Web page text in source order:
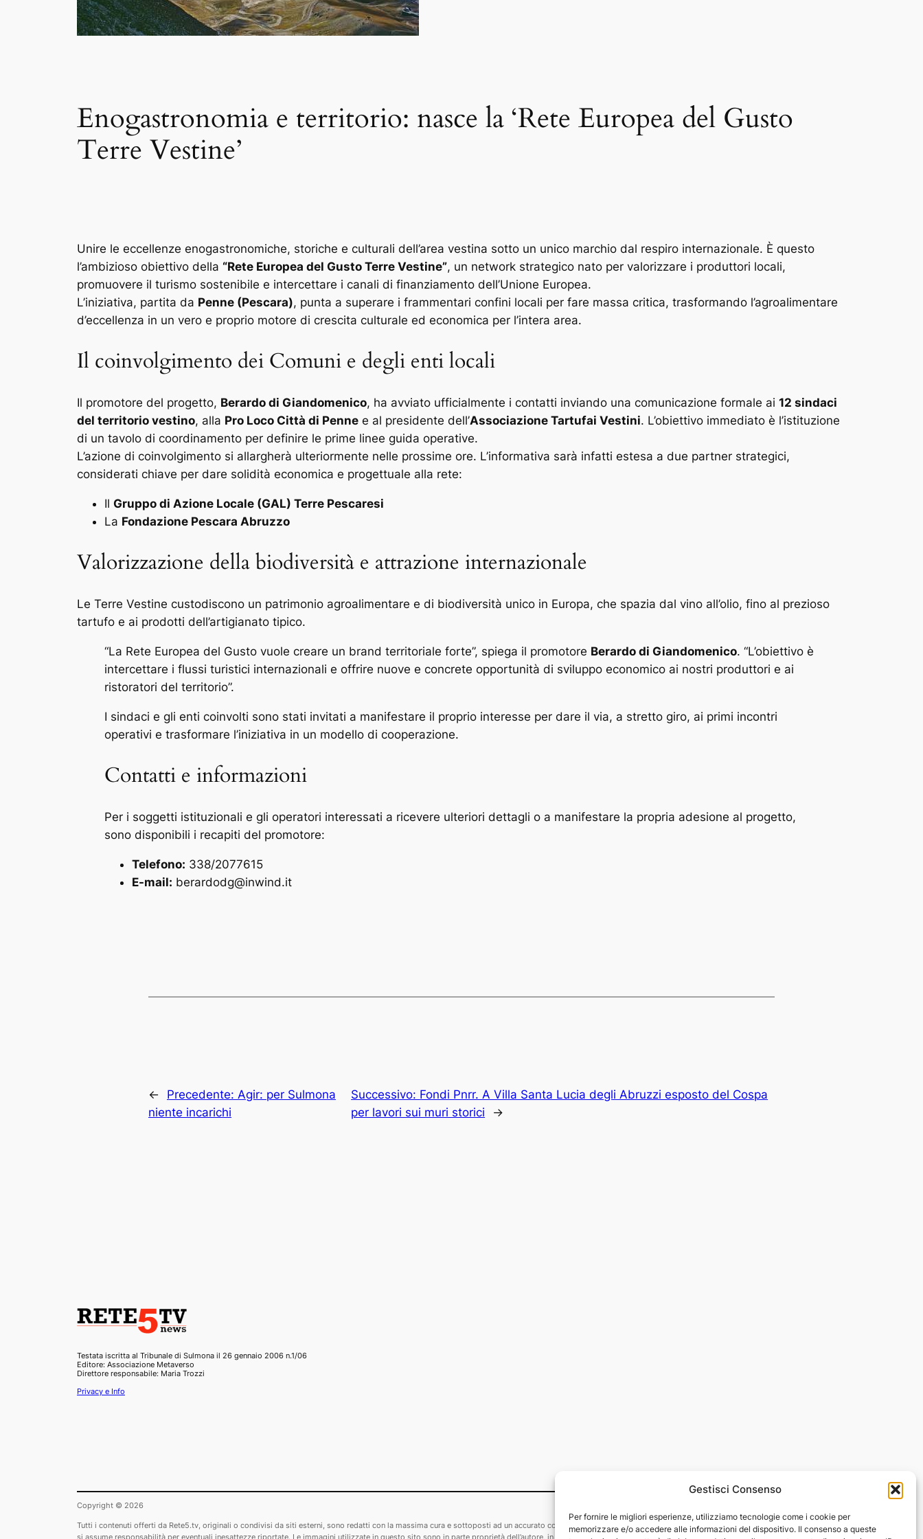
Gestisci Consenso
Per fornire le migliori esperienze, utilizziamo tecnologie come i cookie per
memorizzare e/o accedere alle informazioni del dispositivo. Il consenso a queste
Enogastronomia e territorio: nasce la ‘Rete Europea del Gusto
Terre Vestine’
Unire le eccellenze enogastronomiche, storiche e culturali dell’area vestina sotto un unico marchio dal respiro internazionale. È questo
l’ambizioso obiettivo della “Rete Europea del Gusto Terre Vestine”, un network strategico nato per valorizzare i produttori locali,
promuovere il turismo sostenibile e intercettare i canali di finanziamento dell’Unione Europea.
L’iniziativa, partita da Penne (Pescara), punta a superare i frammentari confini locali per fare massa critica, trasformando l’agroalimentare
d’eccellenza in un vero e proprio motore di crescita culturale ed economica per l’intera area.
Il coinvolgimento dei Comuni e degli enti locali
Il promotore del progetto, Berardo di Giandomenico, ha avviato ufficialmente i contatti inviando una comunicazione formale ai 12 sindaci
del territorio vestino, alla Pro Loco Città di Penne e al presidente dell’Associazione Tartufai Vestini. L’obiettivo immediato è l’istituzione
di un tavolo di coordinamento per definire le prime linee guida operative.
L’azione di coinvolgimento si allargherà ulteriormente nelle prossime ore. L’informativa sarà infatti estesa a due partner strategici,
considerati chiave per dare solidità economica e progettuale alla rete:
Il Gruppo di Azione Locale (GAL) Terre Pescaresi
La Fondazione Pescara Abruzzo
Valorizzazione della biodiversità e attrazione internazionale
Le Terre Vestine custodiscono un patrimonio agroalimentare e di biodiversità unico in Europa, che spazia dal vino all’olio, fino al prezioso
tartufo e ai prodotti dell’artigianato tipico.
“La Rete Europea del Gusto vuole creare un brand territoriale forte”, spiega il promotore Berardo di Giandomenico. “L’obiettivo è
intercettare i flussi turistici internazionali e offrire nuove e concrete opportunità di sviluppo economico ai nostri produttori e ai
ristoratori del territorio”.
I sindaci e gli enti coinvolti sono stati invitati a manifestare il proprio interesse per dare il via, a stretto giro, ai primi incontri
operativi e trasformare l’iniziativa in un modello di cooperazione.
Contatti e informazioni
Per i soggetti istituzionali e gli operatori interessati a ricevere ulteriori dettagli o a manifestare la propria adesione al progetto,
sono disponibili i recapiti del promotore:
Telefono: 338/2077615
E-mail: berardodg@inwind.it
← Precedente: Agir: per Sulmona
niente incarichi
Successivo: Fondi Pnrr. A Villa Santa Lucia degli Abruzzi esposto del Cospa
per lavori sui muri storici
→
Testata iscritta al Tribunale di Sulmona il 26 gennaio 2006 n.1/06
Editore: Associazione Metaverso
Direttore responsabile: Maria Trozzi
Privacy e Info
Copyright © 2026
Tutti i contenuti offerti da Rete5.tv, originali o condivisi da siti esterni, sono redatti con la massima cura e sottoposti ad un accurato controllo. Le fonti dei contenuti sono sempre indicate, quando presenti. L’autore non
si assume responsabilità per eventuali inesattezze riportate. Le immagini utilizzate in questo sito sono in parte proprietà dell’autore, in parte tratte da altre fonti. Nei casi in cui non è citata la fonte, si tratta di immagini